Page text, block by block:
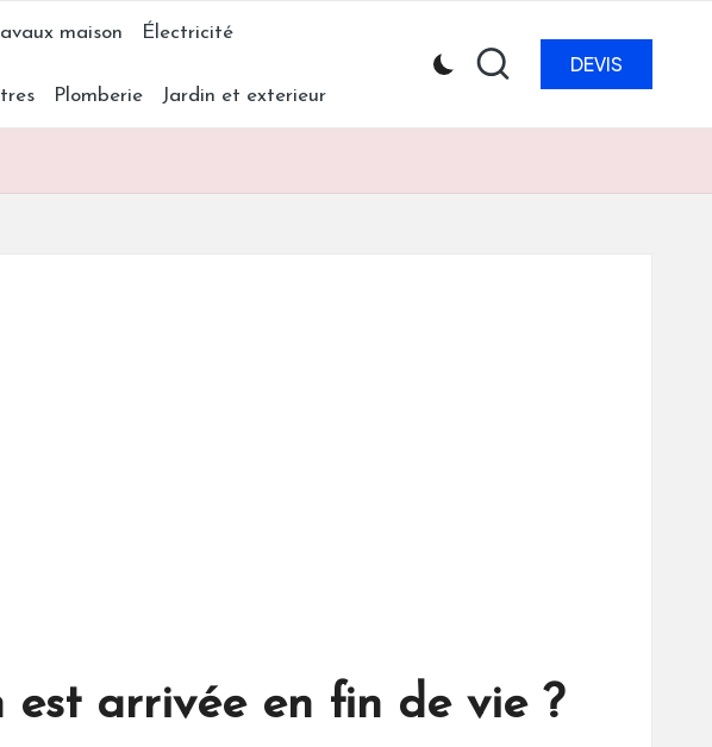
maison Électricité
Plomberie Jardin et exterieur
DEVIS
est arrivée en fin de vie ?